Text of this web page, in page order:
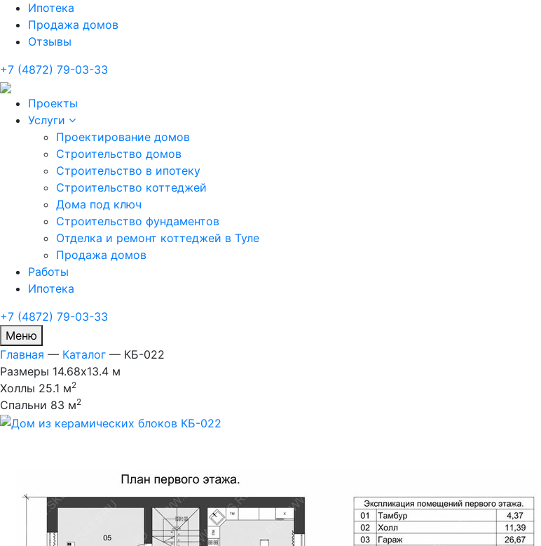
Ипотека
Продажа домов
Отзывы
+7 (4872) 79-03-33
Проекты
Услуги
Проектирование домов
Строительство домов
Строительство в ипотеку
Строительство коттеджей
Дома под ключ
Строительство фундаментов
Отделка и ремонт коттеджей в Туле
Продажа домов
Работы
Ипотека
+7 (4872) 79-03-33
Меню
Главная — Каталог — КБ-022
Размеры 14.68x13.4 м
Холлы 25.1 м2
Спальни 83 м2